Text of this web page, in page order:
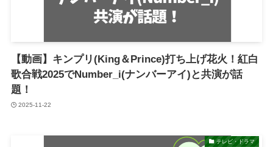
【動画】キンプリ(King＆Prince)打ち上げ花火！紅白
歌合戦2025でNumber_i(ナンバーアイ)と共演が話
題！
2025-11-22
テレビ・ドラマ